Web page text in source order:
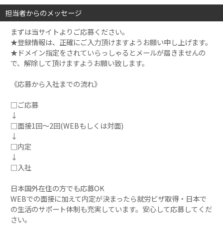
担当者からのメッセージ
まずは当サイトよりご応募ください。
★登録情報は、正確にご入力頂けますようお願い申し上げます。
★ドメイン指定をされていらっしゃるとメールが届きませんの
で、解除して頂けますようお願い致します。
《応募から入社までの流れ》
□ご応募
↓
□面接1回～2回(WEBもしくは対面)
↓
□内定
↓
□入社
日本国外在住の方でも応募OK
WEBでの面接に加えて内定が決まったら就労ビザ取得・日本で
の生活のサポート体制も充実しています。安心して応募してくだ
さい。